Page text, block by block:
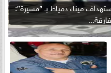
ميناء دمياط بـ ”مسيرة”: